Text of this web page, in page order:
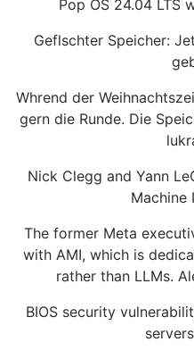
Pop OS 24.04 LTS
Geflschter Speicher:
Whrend der
gern die Runde. Die
Nick Clegg and Yann
Machine
The former Meta
with AMI, which is
rather than LLMs.
BIOS security